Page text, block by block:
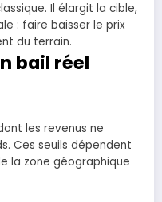
Il élargit la cible,
: faire baisser le prix
du terrain.
bail réel
les revenus ne
Ces seuils dépendent
la zone géographique